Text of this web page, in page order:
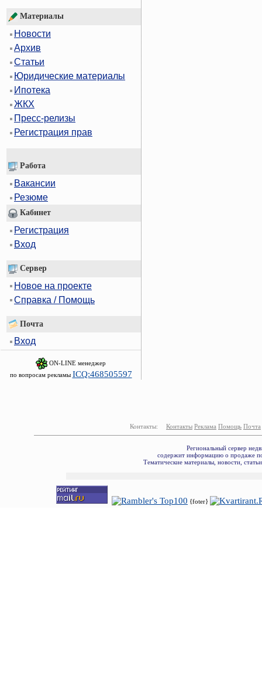
Материалы
Новости
Архив
Статьи
Юридические материалы
Ипотека
ЖКХ
Пресс-релизы
Регистрация прав
Работа
Вакансии
Резюме
Кабинет
Регистрация
Вход
Сервер
Новое на проекте
Справка / Помощь
Почта
Вход
ON-LINE менеджер
по вопросам рекламы ICQ:468505597
Контакты: Контакты Реклама Помощь Почта
Региональный сервер
содержит информацию о продаже
Тематические материалы, новости,
{foter}